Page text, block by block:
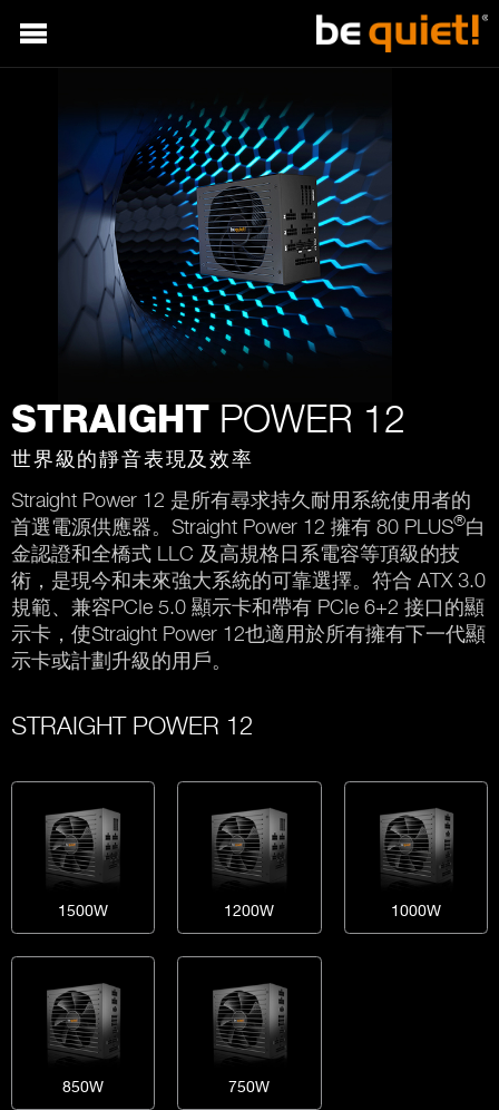
STRAIGHT POWER 12
世界級的靜音表現及效率
Straight Power 12 是所有尋求持久耐用系統使用者的
首選電源供應器。Straight Power 12 擁有 80 PLUS®白
金認證和全橋式 LLC 及高規格日系電容等頂級的技
術，是現今和未來強大系統的可靠選擇。符合 ATX 3.0
規範、兼容PCIe 5.0 顯示卡和帶有 PCIe 6+2 接口的顯
示卡，使Straight Power 12也適用於所有擁有下一代顯
示卡或計劃升級的用戶。
STRAIGHT POWER 12
1500W 1200W 1000W
850W 750W